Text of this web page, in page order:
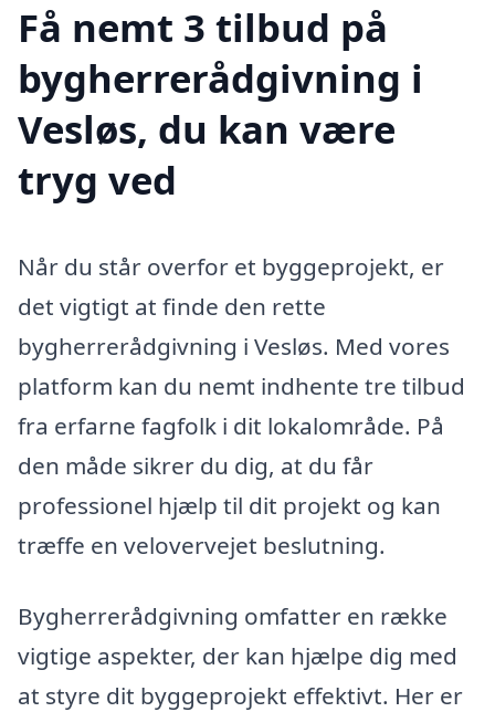
Få nemt 3 tilbud på
bygherrerådgivning i
Vesløs, du kan være
tryg ved
Når du står overfor et byggeprojekt, er
det vigtigt at finde den rette
bygherrerådgivning i Vesløs. Med vores
platform kan du nemt indhente tre tilbud
fra erfarne fagfolk i dit lokalområde. På
den måde sikrer du dig, at du får
professionel hjælp til dit projekt og kan
træffe en velovervejet beslutning.
Bygherrerådgivning omfatter en række
vigtige aspekter, der kan hjælpe dig med
at styre dit byggeprojekt effektivt. Her er